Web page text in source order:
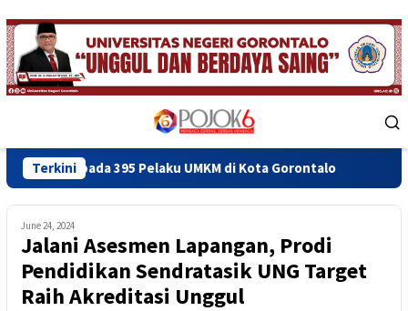
Skip
to
content
Menu
Terkini
395 Pelaku UMKM di Kota Gorontalo FEB UNG Bekali
June 24, 2024
Jalani Asesmen Lapangan, Prodi
Pendidikan Sendratasik UNG Target
Raih Akreditasi Unggul